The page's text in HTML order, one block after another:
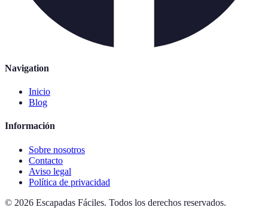
Navigation
Inicio
Blog
Información
Sobre nosotros
Contacto
Aviso legal
Política de privacidad
© 2026 Escapadas Fáciles. Todos los derechos reservados.